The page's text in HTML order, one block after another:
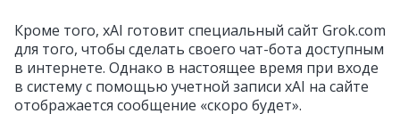
Кроме того, xAI готовит специальный сайт Grok.com
для того, чтобы сделать своего чат-бота доступным
в интернете. Однако в настоящее время при входе
в систему с помощью учетной записи xAI на сайте
отображается сообщение «скоро будет».